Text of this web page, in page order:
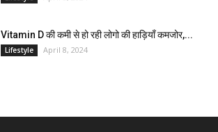
Vitamin D की कमी से हो रही लोगो की हाड़ियाँ कमजोर,...
Lifestyle April 8, 2024